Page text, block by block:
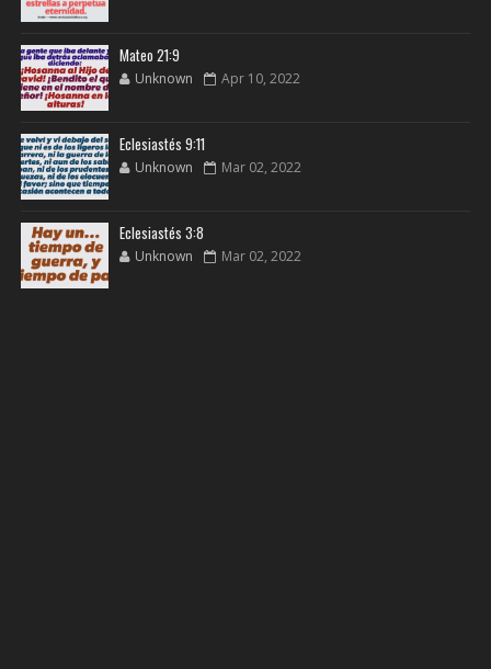
Mateo 21:9
Unknown Apr 10, 2022
Eclesiastés 9:11
Unknown Mar 02, 2022
Eclesiastés 3:8
Unknown Mar 02, 2022